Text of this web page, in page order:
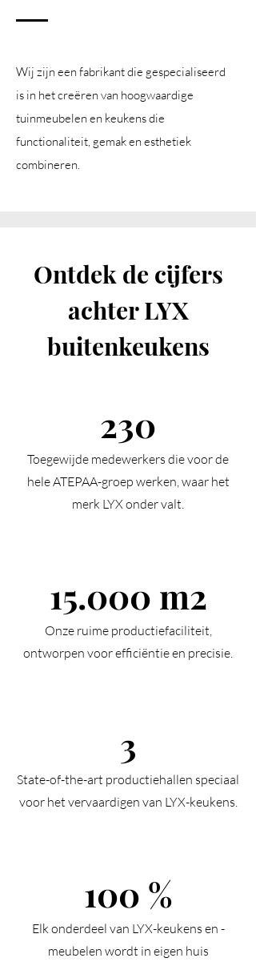
Wij zijn een fabrikant die gespecialiseerd
is in het creëren van hoogwaardige
tuinmeubelen en keukens die
functionaliteit, gemak en esthetiek
combineren.
Ontdek de cijfers
achter LYX
buitenkeukens
230
Toegewijde medewerkers die voor de
hele ATEPAA-groep werken, waar het
merk LYX onder valt.
15.000 m2
Onze ruime productiefaciliteit,
ontworpen voor efficiëntie en precisie.
3
State-of-the-art productiehallen speciaal
voor het vervaardigen van LYX-keukens.
100 %
Elk onderdeel van LYX-keukens en -
meubelen wordt in eigen huis